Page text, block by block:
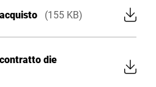
(155 KB)
die